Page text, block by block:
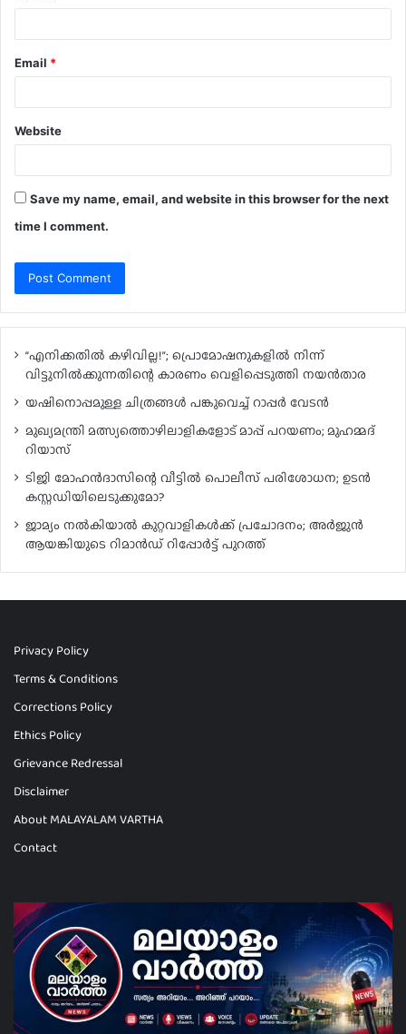
Email *
Website
Save my name, email, and website in this browser for the next
time I comment.
“എനിക്കതിൽ കഴിവില്ല!”; പ്രൊമോഷനുകളിൽ നിന്ന്
വിട്ടുനിൽക്കുന്നതിന്റെ കാരണം വെളിപ്പെടുത്തി നയൻതാര
യഷിനൊപ്പമുള്ള ചിത്രങ്ങൾ പങ്കുവെച്ച് റാപ്പർ വേടൻ
മുഖ്യമന്ത്രി മത്സ്യത്തൊഴിലാളികളോട് മാപ്പ് പറയണം; മുഹമ്മദ്
റിയാസ്
ടിജി മോഹൻദാസിന്റെ വീട്ടിൽ പൊലീസ് പരിശോധന; ഉടൻ
കസ്റ്റഡിയിലെടുക്കുമോ?
ജാമ്യം നൽകിയാൽ കുറ്റവാളികൾക്ക് പ്രചോദനം; അർജുൻ
ആയങ്കിയുടെ റിമാൻഡ് റിപ്പോർട്ട് പുറത്ത്
Privacy Policy
Terms & Conditions
Corrections Policy
Ethics Policy
Grievance Redressal
Disclaimer
About MALAYALAM VARTHA
Contact